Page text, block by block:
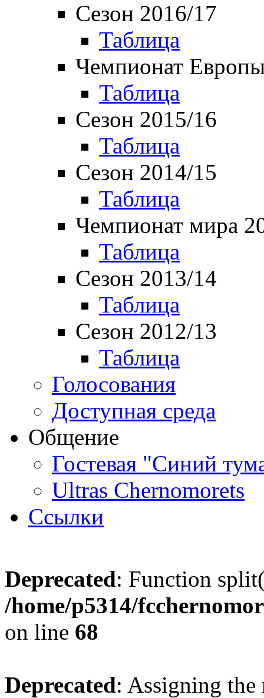
Сезон 2016/17
Таблица
Чемпионат
Таблица
Сезон 2015/16
Таблица
Сезон 2014/15
Таблица
Чемпионат мира
Таблица
Сезон 2013/14
Таблица
Сезон 2012/13
Таблица
Голосования
Доступная среда
Общение
Гостевая "Синий
Ultras Chernomorets
Ссылки
Deprecated: Function
/home/p5314/
on line 68
Deprecated: Assigning the